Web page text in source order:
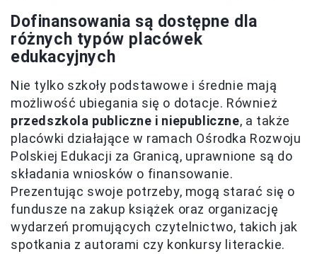
Dofinansowania są dostępne dla
różnych typów placówek
edukacyjnych
Nie tylko szkoły podstawowe i średnie mają
możliwość ubiegania się o dotacje. Również
przedszkola publiczne i niepubliczne, a także
placówki działające w ramach Ośrodka Rozwoju
Polskiej Edukacji za Granicą, uprawnione są do
składania wniosków o finansowanie.
Prezentując swoje potrzeby, mogą starać się o
fundusze na zakup książek oraz organizację
wydarzeń promujących czytelnictwo, takich jak
spotkania z autorami czy konkursy literackie.